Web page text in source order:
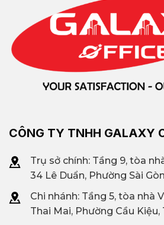
CÔNG TY TNHH GALAXY
Trụ sở chính: Tầng 9, tòa
34 Lê Duẩn, Phường Sài
Chi nhánh: Tầng 5, tòa nhà
Thai Mai, Phường Cầu Kiệu,